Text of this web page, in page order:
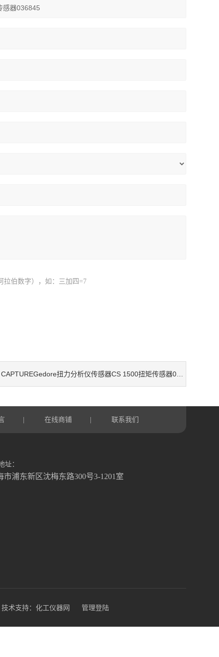
拉伯数字），如：三加四=7
CAPTUREGedore扭力分析仪传感器CS 1500扭矩传感器036226 扭矩传感器036246
在线商铺 联系我们
址：
市浦东新区沈梅东路300号3-1201室
技术支持： 化工仪器网 管理登陆